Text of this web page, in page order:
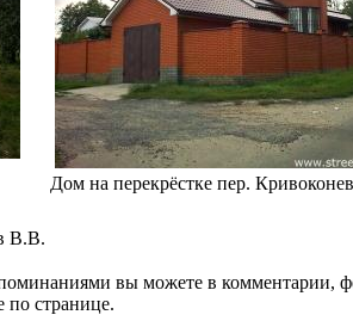
Дом на перекрёстке пер.
В.В.
вы можете в комментарии,
по странице.